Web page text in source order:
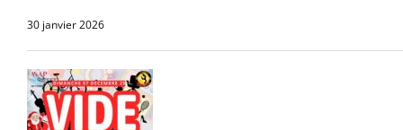
30 janvier 2026